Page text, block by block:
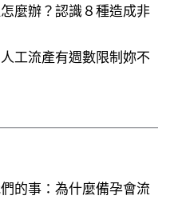
麼辦？認識８種造成非
工流產有週數限制妳不
的事：為什麼備孕會流